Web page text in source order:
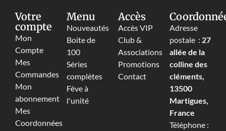
Votre
compte
Mon
Compte
Mes
Commandes
Mon
abonnement
Mes
Coordonnées
Menu
Nouveautés
Boite de
100
Séries
complètes
Fève à
l'unité
Accès
Accès VIP
Club &
Associations
Promotions
Contact
Adresse
postale : 27
allée de la
colline des
cléments,
13500
Martigues,
France
Téléphone :